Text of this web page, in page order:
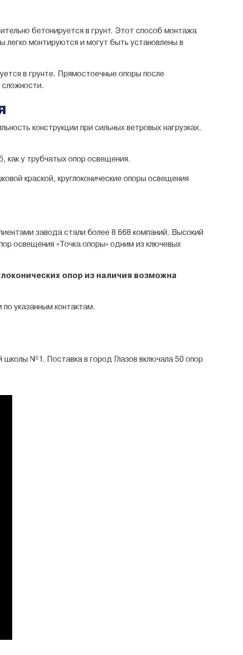
бетонируется в грунт. Этот способ монтажа
монтируются и могут быть установлены в
в грунте. Прямостоечные опоры после
конструкции при сильных ветровых нагрузках.
как у трубчатых опор освещения.
краской, круглоконические опоры освещения
завода стали более 8 668 компаний. Высокий
освещения «Точка опоры» одним из ключевых
опор из наличия возможна
по указанным контактам.
школы №1. Поставка в город Глазов включала 50 опор